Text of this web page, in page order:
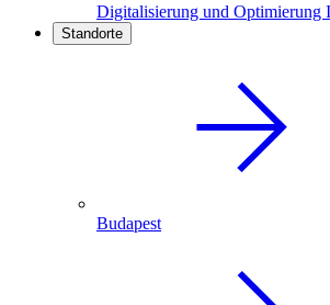
Digitalisierung und Optimierung
Standorte
Budapest